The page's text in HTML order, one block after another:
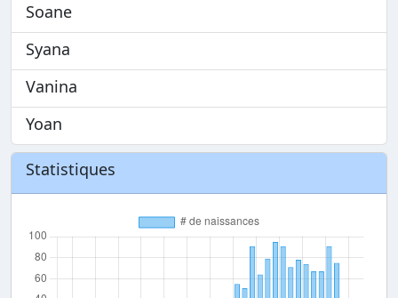
Soane
Syana
Vanina
Yoan
Statistiques